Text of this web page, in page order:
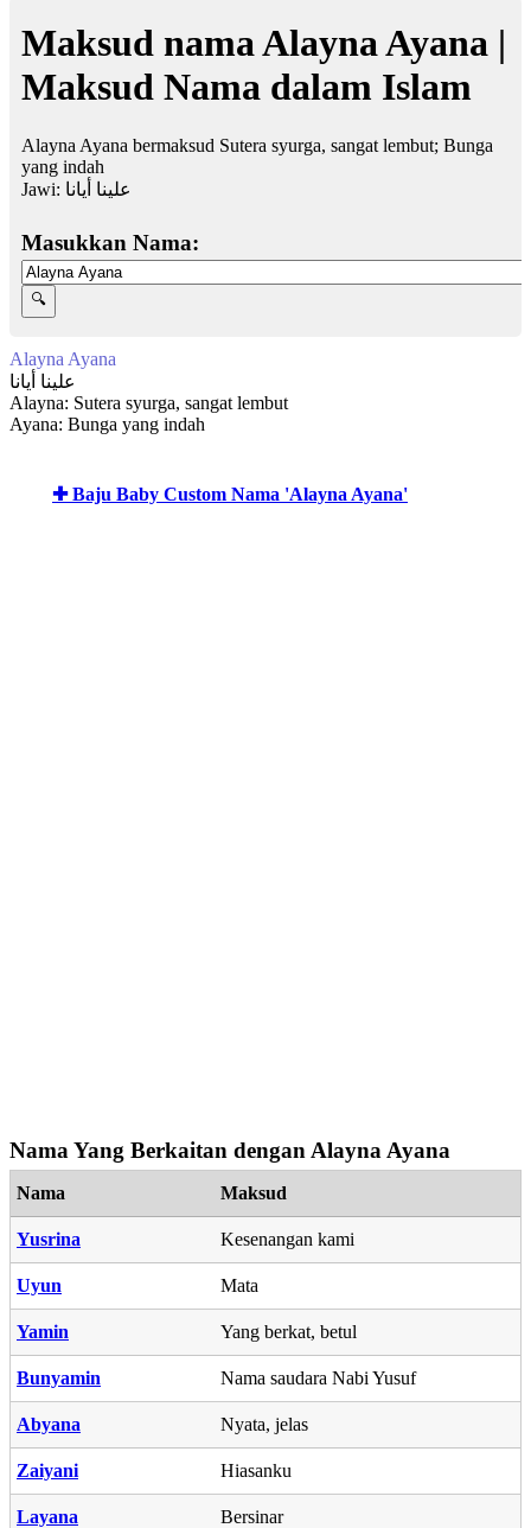
Maksud nama Alayna Ayana |
Maksud Nama dalam Islam
Alayna Ayana bermaksud Sutera syurga, sangat lembut; Bunga
yang indah
Jawi: علينا أيانا
Masukkan Nama:
Alayna Ayana
علينا أيانا
Alayna: Sutera syurga, sangat lembut
Ayana: Bunga yang indah
✚ Baju Baby Custom Nama 'Alayna Ayana'
Nama Yang Berkaitan dengan Alayna Ayana
Nama Maksud
Yusrina Kesenangan kami
Uyun Mata
Yamin Yang berkat, betul
Bunyamin Nama saudara Nabi Yusuf
Abyana Nyata, jelas
Zaiyani Hiasanku
Layana Bersinar